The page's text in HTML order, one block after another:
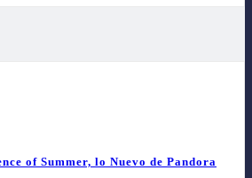
of Summer, lo Nuevo de Pandora